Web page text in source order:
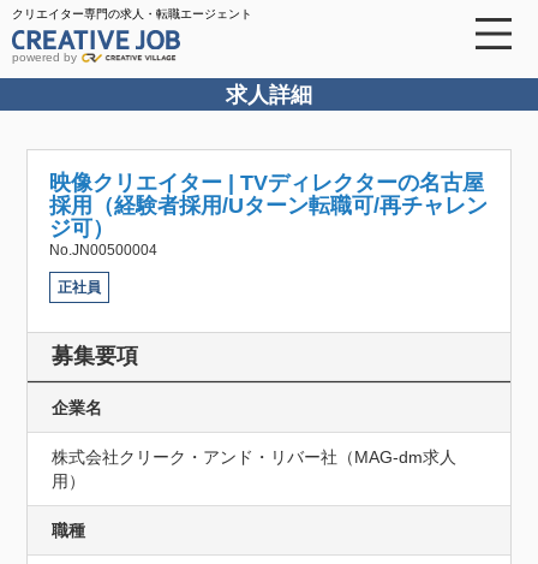
クリエイター専門の求人・転職エージェント
powered by
求人詳細
映像クリエイター | TVディレクターの名古屋
採用（経験者採用/Uターン転職可/再チャレン
ジ可）
No.JN00500004
正社員
募集要項
企業名
株式会社クリーク・アンド・リバー社（MAG-dm求人
⽤）
職種